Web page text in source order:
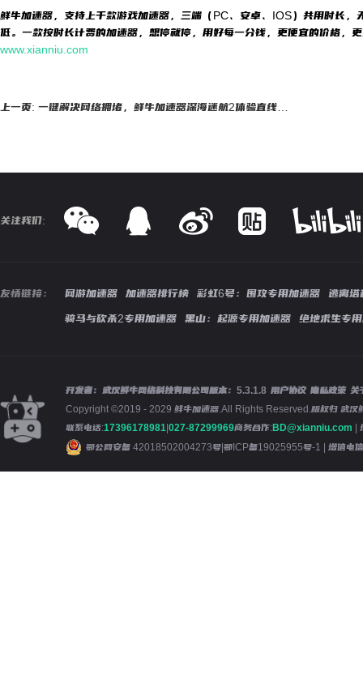
鲜牛加速器，支持上千款游戏加速器，三端（PC、安卓、IOS）共用时长
低。一款按时长计费的加速器，想停就停，用好每一分钱，更便宜的价格，
www.xianniu.com
关注我们:
友情链接： 网游加速器 加速器排行榜 彩虹6号：围攻专用加速器
逃离塔
骑马与砍杀2专用加速器
黑山：起源专用加速器 绝地求生专
开发者：武汉鲜牛网络科技有限公司版本： 5.3.1.8 用户协议 隐私政策 关
Copyright ©2019 - 2029 鲜牛加速器.All Rights Reserved.版权归 武汉
联系电话:17396178981|027-87299969商务合作:BD@xianniu.com |
鄂公网安备 42018502004273号|鄂ICP备19025955号-1 | 增值电